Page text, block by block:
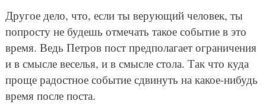
Другое дело, что, если ты верующий человек, ты
попросту не будешь отмечать такое событие в это
время. Ведь Петров пост предполагает ограничения
и в смысле веселья, и в смысле стола. Так что куда
проще радостное событие сдвинуть на какое-нибудь
время после поста.